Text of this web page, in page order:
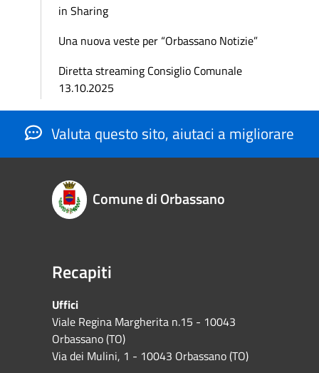
in Sharing
Una nuova veste per “Orbassano Notizie”
Diretta streaming Consiglio Comunale
13.10.2025
Valuta questo sito, aiutaci a migliorare
Comune di Orbassano
Recapiti
Uffici
Viale Regina Margherita n.15 - 10043
Orbassano (TO)
Via dei Mulini, 1 - 10043 Orbassano (TO)